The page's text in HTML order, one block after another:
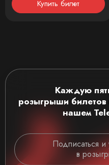
Купить билет
Каждую
розыгрыши
нашем
Подписаться и
в